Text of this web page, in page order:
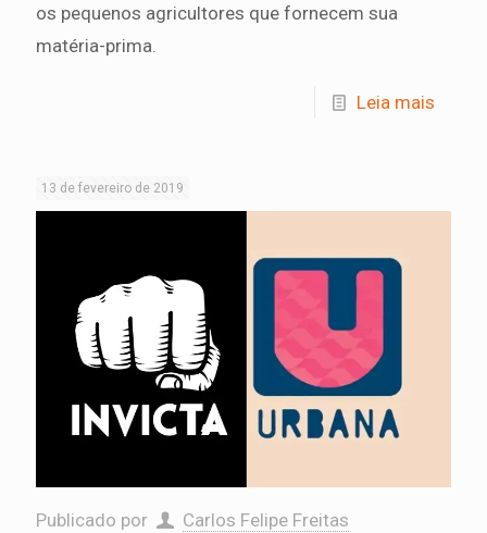
os pequenos agricultores que fornecem sua
matéria-prima.
Leia mais
13 de fevereiro de 2019
Publicado por Carlos Felipe Freitas